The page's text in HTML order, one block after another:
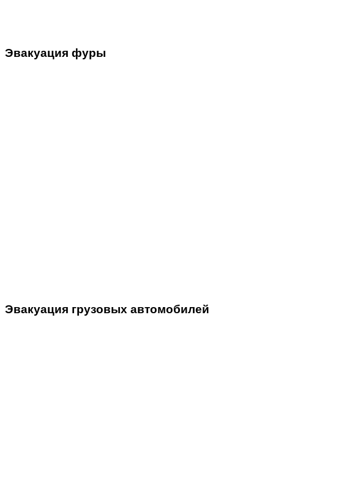
Эвакуация фуры
Эвакуация грузовых автомобилей